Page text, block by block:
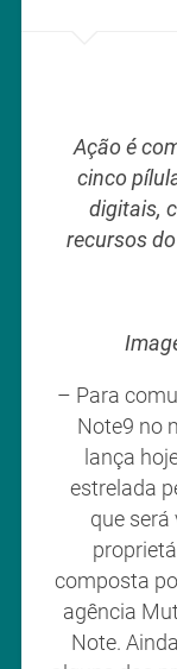
Ação é
cinco
digitais,
recursos
– Para
Note9 no
lança
estrelada
que
composta
agência
Note.